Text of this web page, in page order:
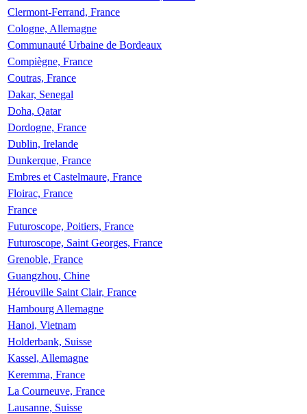
Clermont-Ferrand, France
Cologne, Allemagne
Communauté Urbaine de Bordeaux
Compiègne, France
Coutras, France
Dakar, Senegal
Doha, Qatar
Dordogne, France
Dublin, Irelande
Dunkerque, France
Embres et Castelmaure, France
Floirac, France
France
Futuroscope, Poitiers, France
Futuroscope, Saint Georges, France
Grenoble, France
Guangzhou, Chine
Hérouville Saint Clair, France
Hambourg Allemagne
Hanoi, Vietnam
Holderbank, Suisse
Kassel, Allemagne
Keremma, France
La Courneuve, France
Lausanne, Suisse